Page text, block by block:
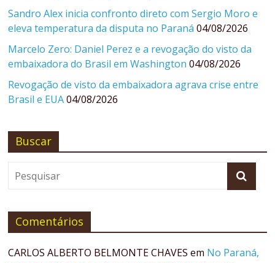
Sandro Alex inicia confronto direto com Sergio Moro e
eleva temperatura da disputa no Paraná 04/08/2026
Marcelo Zero: Daniel Perez e a revogação do visto da
embaixadora do Brasil em Washington 04/08/2026
Revogação de visto da embaixadora agrava crise entre
Brasil e EUA 04/08/2026
Buscar
Comentários
CARLOS ALBERTO BELMONTE CHAVES em No Paraná,